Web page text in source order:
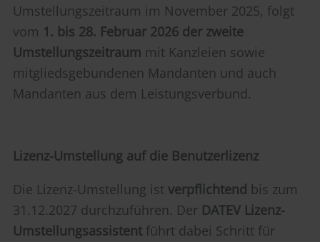
Umstellungszeitraum im November 2025, folgt
vom 1. bis 28. Februar 2026 der zweite
Umstellungszeitraum mit Kanzleien sowie
mitgliedsgebundenen Mandanten und auch
Mandanten aus dem Leistungsverbund.
Lizenz-Umstellung auf die Benutzerlizenz
Die Lizenz-Umstellung ist verpflichtend bis zum
31.12.2027 durchzuführen. Der DATEV Lizenz-
Umstellungsassistentführt dabei Schritt für